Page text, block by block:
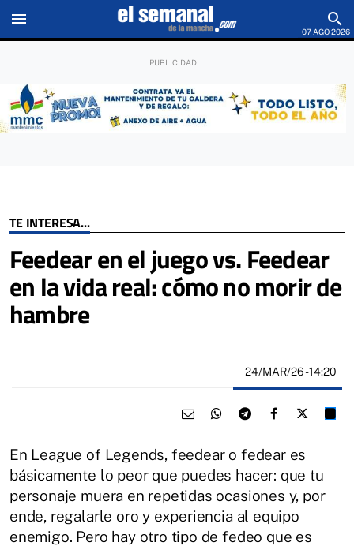
menu search
07 AGO 2026
TE INTERESA...
Feedear en el juego vs. Feedear
en la vida real: cómo no morir de
hambre
24/MAR/26- 14:20
En League of Legends, feedear o fedear es
básicamente lo peor que puedes hacer: que tu
personaje muera en repetidas ocasiones y, por
ende, regalarle oro y experiencia al equipo
enemigo. Pero hay otro tipo de fedeo que es